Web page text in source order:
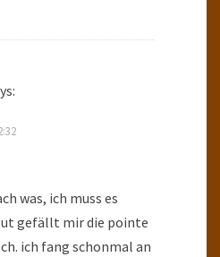
was, ich muss es
gefällt mir die pointe
ich fang schonmal an